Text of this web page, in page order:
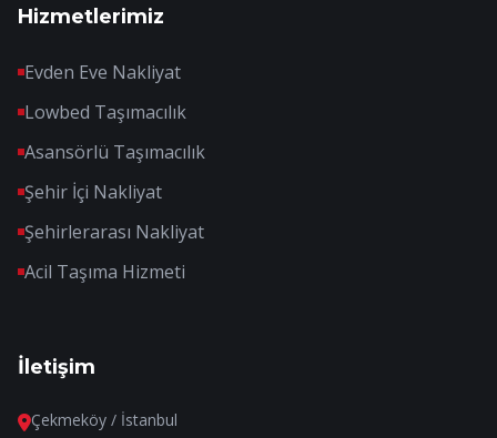
Hizmetlerimiz
Evden Eve Nakliyat
Lowbed Taşımacılık
Asansörlü Taşımacılık
Şehir İçi Nakliyat
Şehirlerarası Nakliyat
Acil Taşıma Hizmeti
İletişim
Çekmeköy / İstanbul